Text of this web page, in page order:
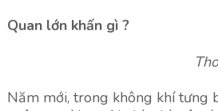
Quan lớn khấn gì ?
Năm mới, trong không khí tưng